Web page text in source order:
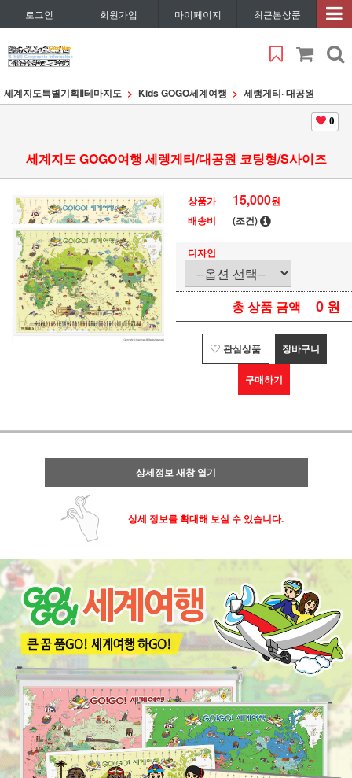
로그인 회원가입 마이페이지 최근본상품
세계지도특별기획Ⅱ테마지도 Kids GOGO세계여행 세랭게티· 대공원
0
세계지도 GOGO여행 세렝게티/대공원 코팅형/S사이즈
상품가 15,000원
배송비
(조건)
디자인
총 상품 금액 0 원
관심상품 장바구니
구매하기
상세정보 새창 열기
상세 정보를 확대해 보실 수 있습니다.